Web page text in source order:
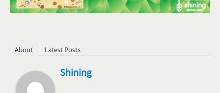
About Latest Posts
Shining